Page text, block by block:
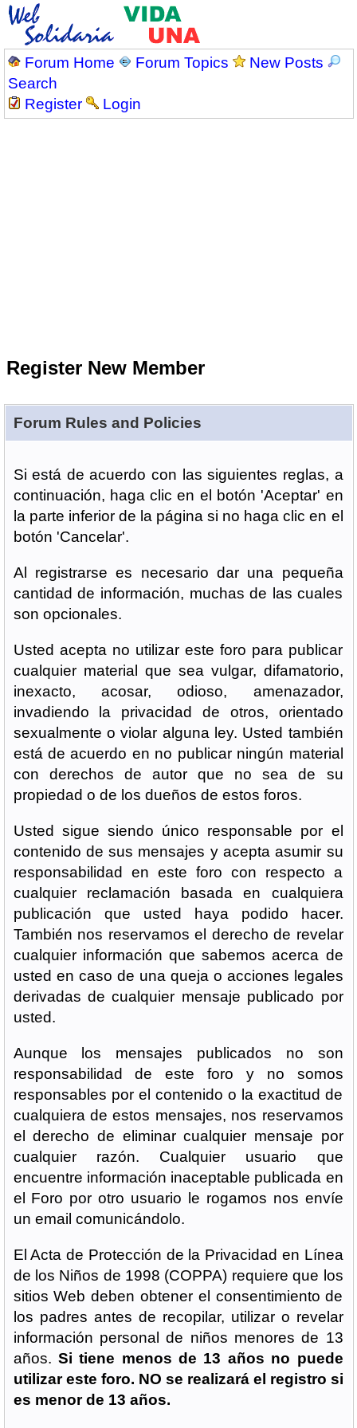
Forum Home Forum Topics
New Posts
Search
Register
Login
Register New Member
Forum Rules and Policies
Si está de acuerdo con las siguientes reglas, a
continuación, haga clic en el botón 'Aceptar' en
la parte inferior de la página si no haga clic en el
botón 'Cancelar'.
Al registrarse es necesario dar una pequeña
cantidad de información, muchas de las cuales
son opcionales.
Usted acepta no utilizar este foro para publicar
cualquier material que sea vulgar, difamatorio,
inexacto, acosar, odioso, amenazador,
invadiendo la privacidad de otros, orientado
sexualmente o violar alguna ley. Usted también
está de acuerdo en no publicar ningún material
con derechos de autor que no sea de su
propiedad o de los dueños de estos foros.
Usted sigue siendo único responsable por el
contenido de sus mensajes y acepta asumir su
responsabilidad en este foro con respecto a
cualquier reclamación basada en cualquiera
publicación que usted haya podido hacer.
También nos reservamos el derecho de revelar
cualquier información que sabemos acerca de
usted en caso de una queja o acciones legales
derivadas de cualquier mensaje publicado por
usted.
Aunque los mensajes publicados no son
responsabilidad de este foro y no somos
responsables por el contenido o la exactitud de
cualquiera de estos mensajes, nos reservamos
el derecho de eliminar cualquier mensaje por
cualquier razón. Cualquier usuario que
encuentre información inaceptable publicada en
el Foro por otro usuario le rogamos nos envíe
un email comunicándolo.
El Acta de Protección de la Privacidad en Línea
de los Niños de 1998 (COPPA) requiere que los
sitios Web deben obtener el consentimiento de
los padres antes de recopilar, utilizar o revelar
información personal de niños menores de 13
años. Si tiene menos de 13 años no puede
utilizar este foro. NO se realizará el registro si
es menor de 13 años.